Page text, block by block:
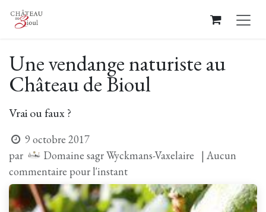
Se rendre au contenu
Une vendange naturiste au
Château de Bioul
Vrai ou faux ?
9 octobre 2017
par
Domaine sagr Wyckmans-Vaxelaire
| Aucun
commentaire pour l'instant